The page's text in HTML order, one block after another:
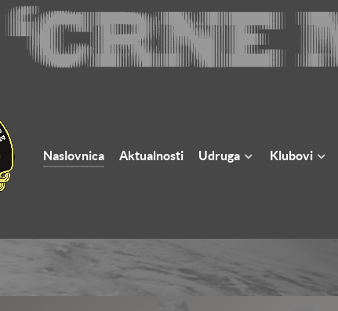
Naslovnica Aktualnosti Udruga Klubovi